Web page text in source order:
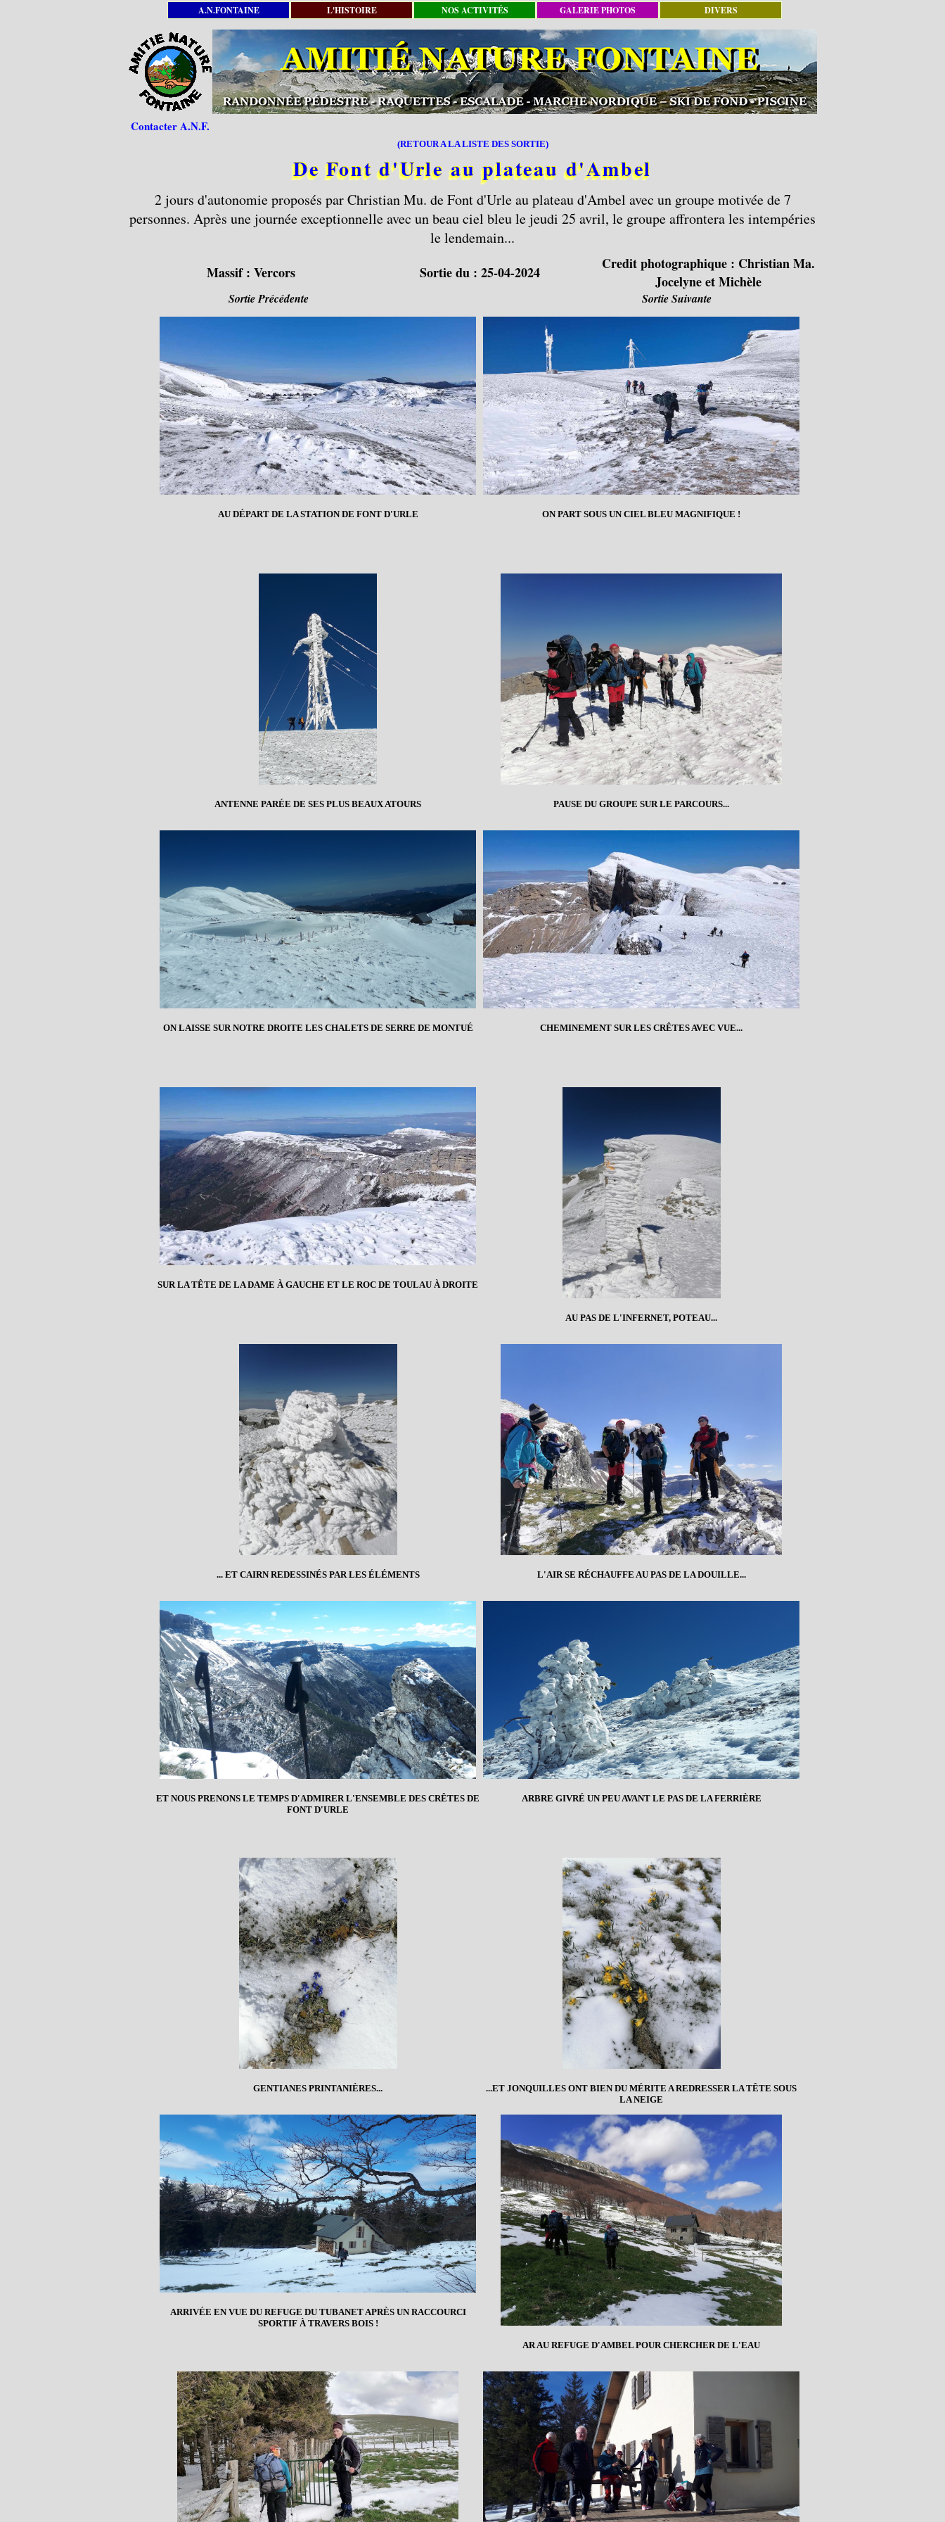
A.N.FONTAINE L'HISTOIRE NOS ACTIVITÉS GALERIE PHOTOS DIVERS
Contacter A.N.F.
(RETOUR A LA LISTE DES SORTIE)
De Font d'Urle au plateau d'Ambel
2 jours d'autonomie proposés par Christian Mu. de Font d'Urle au plateau d'Ambel avec un groupe motivée de 7
personnes. Après une journée exceptionnelle avec un beau ciel bleu le jeudi 25 avril, le groupe affrontera les intempéries
le lendemain...
Massif : Vercors Sortie du : 25-04-2024 Credit photographique : Christian Ma.
Jocelyne et Michèle
Sortie Précédente Sortie Suivante
AU DÉPART DE LA STATION DE FONT D'URLE ON PART SOUS UN CIEL BLEU MAGNIFIQUE !
ANTENNE PARÉE DE SES PLUS BEAUX ATOURS PAUSE DU GROUPE SUR LE PARCOURS...
ON LAISSE SUR NOTRE DROITE LES CHALETS DE SERRE DE MONTUÉ CHEMINEMENT SUR LES CRÊTES AVEC VUE...
SUR LA TÊTE DE LA DAME À GAUCHE ET LE ROC DE TOULAU À DROITE
AU PAS DE L'INFERNET, POTEAU...
... ET CAIRN REDESSINÉS PAR LES ÉLÉMENTS L'AIR SE RÉCHAUFFE AU PAS DE LA DOUILLE...
ET NOUS PRENONS LE TEMPS D'ADMIRER L'ENSEMBLE DES CRÊTES DE
FONT D'URLE
ARBRE GIVRÉ UN PEU AVANT LE PAS DE LA FERRIÈRE
GENTIANES PRINTANIÈRES...
...ET JONQUILLES ONT BIEN DU MÉRITE A REDRESSER LA TÊTE SOUS
LA NEIGE
ARRIVÉE EN VUE DU REFUGE DU TUBANET APRÈS UN RACCOURCI
SPORTIF À TRAVERS BOIS !
AR AU REFUGE D'AMBEL POUR CHERCHER DE L'EAU